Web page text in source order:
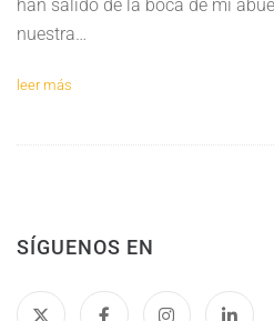
han salido de la boca de mi
nuestra…
leer más
SÍGUENOS EN